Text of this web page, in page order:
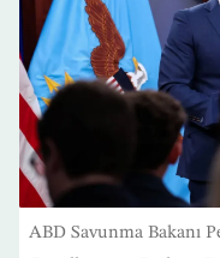
ABD Savunma Bakanı